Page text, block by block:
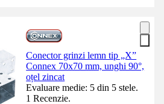
Conector grinzi lemn tip „X”
Connex 70x70 mm, unghi 90°,
oțel zincat
Evaluare medie: 5 din 5 stele.
1 Recenzie.